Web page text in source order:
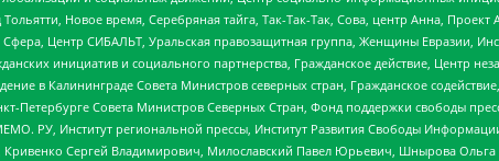
Новое время, Серебряная тайга, Так-Так-Так, Сова, центр Анна, Проект
Центр СИБАЛЬТ, Уральская правозащитная группа, Женщины Евразии,
инициатив и социального партнерства, Гражданское действие, Центр
в Калининграде Совета Министров северных стран, Гражданское
Петербурге Совета Министров Северных Стран, Фонд поддержки свободы
РУ, Институт региональной прессы, Институт Развития Свободы
Кривенко Сергей Владимирович, Милославский Павел Юрьевич, Шнырова